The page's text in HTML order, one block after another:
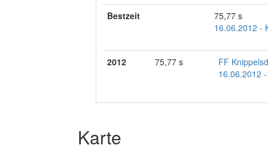
Bestzeit
75,77 s
16.06.2012 -
2012 75,77 s
FF
16.06.2012
Karte